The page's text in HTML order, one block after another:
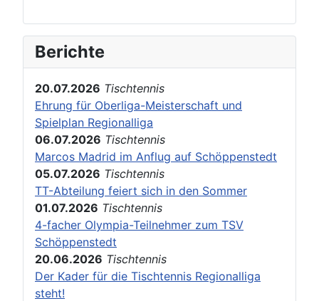
Berichte
20.07.2026 Tischtennis
Ehrung für Oberliga-Meisterschaft und
Spielplan Regionalliga
06.07.2026 Tischtennis
Marcos Madrid im Anflug auf Schöppenstedt
05.07.2026 Tischtennis
TT-Abteilung feiert sich in den Sommer
01.07.2026 Tischtennis
4-facher Olympia-Teilnehmer zum TSV
Schöppenstedt
20.06.2026 Tischtennis
Der Kader für die Tischtennis Regionalliga
steht!